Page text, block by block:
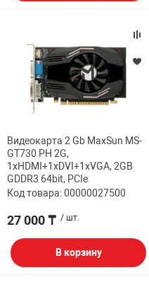
Видеокарта 2 Gb MaxSun MS-
GT730 PH 2G,
1хHDMI+1xDVI+1xVGA, 2GB
GDDR3 64bit, PCIe
Код товара: 00000027500
27 000 ₸ / шт.
В корзину